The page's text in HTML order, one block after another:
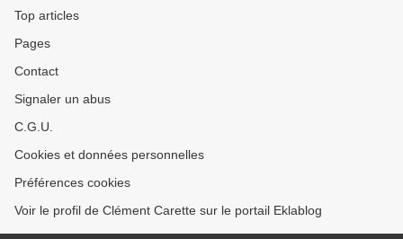
Top articles
Pages
Contact
Signaler un abus
C.G.U.
Cookies et données personnelles
Préférences cookies
Voir le profil de Clément Carette sur le portail Eklablog